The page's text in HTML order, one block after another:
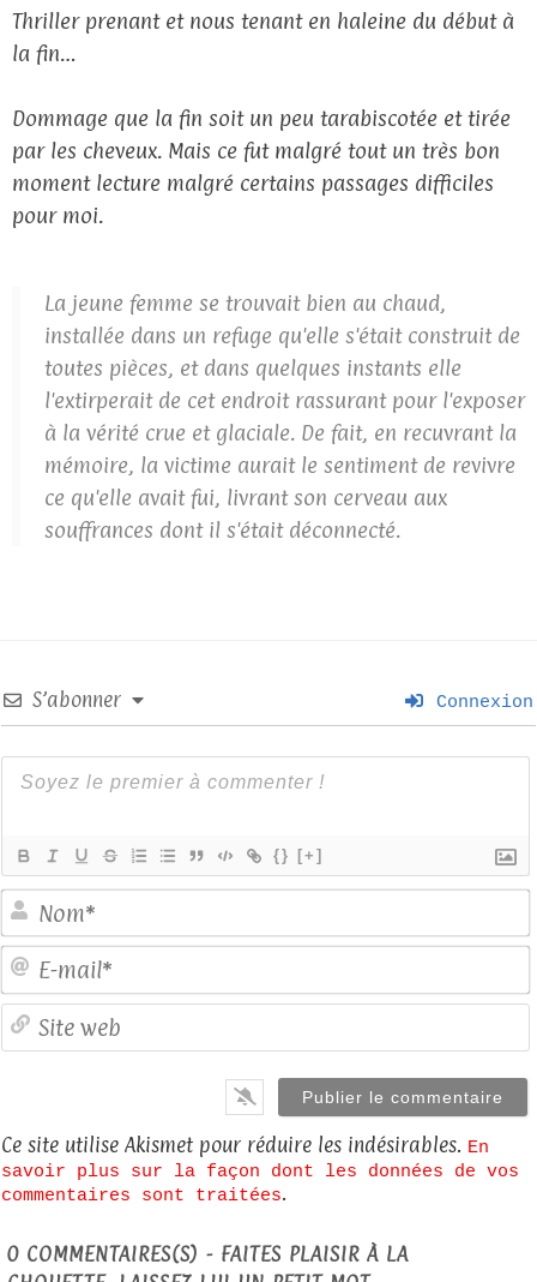
Thriller prenant et nous tenant en haleine du début à
la fin…
Dommage que la fin soit un peu tarabiscotée et tirée
par les cheveux. Mais ce fut malgré tout un très bon
moment lecture malgré certains passages difficiles
pour moi.
La jeune femme se trouvait bien au chaud,
installée dans un refuge qu'elle s'était construit de
toutes pièces, et dans quelques instants elle
l'extirperait de cet endroit rassurant pour l'exposer
à la vérité crue et glaciale. De fait, en recuvrant la
mémoire, la victime aurait le sentiment de revivre
ce qu'elle avait fui, livrant son cerveau aux
souffrances dont il s'était déconnecté.
S’abonner Connexion
{} [+]
Ce site utilise Akismet pour réduire les indésirables. En
savoir plus sur la façon dont les données de vos
commentaires sont traitées.
0 COMMENTAIRES(S) - FAITES PLAISIR À LA